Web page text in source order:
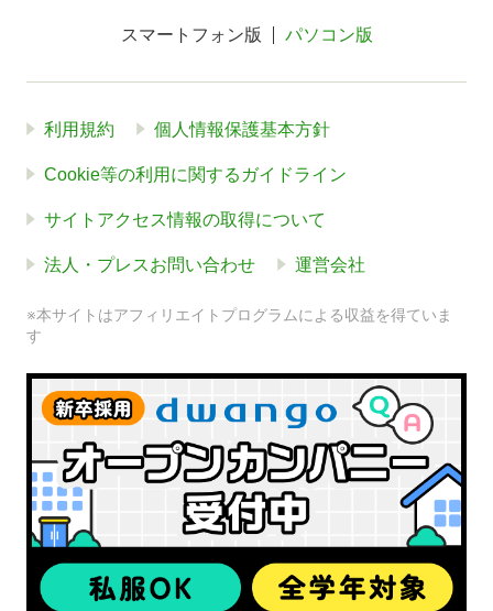
スマートフォン版 パソコン版
利用規約 個人情報保護基本方針
Cookie等の利用に関するガイドライン
サイトアクセス情報の取得について
法人・プレスお問い合わせ 運営会社
※本サイトはアフィリエイトプログラムによる収益を得ていま
す